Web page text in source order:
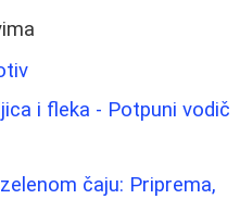
i fleka - Potpuni vodič
čaju: Priprema,